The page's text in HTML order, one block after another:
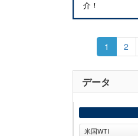
介！
送
り
カ
レ
ン
ト
ペ
1 Page
2
データ
米国WTI